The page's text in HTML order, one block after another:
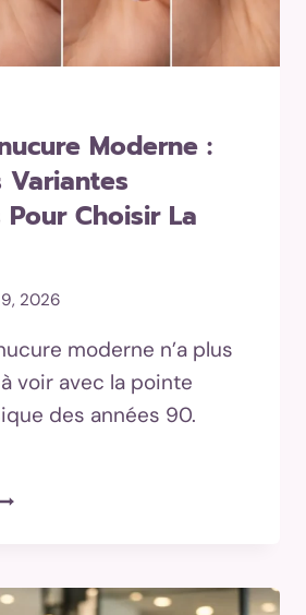
Moderne :
Variantes
Pour Choisir La
2026
moderne n’a plus
voir avec la pointe
des années 90.